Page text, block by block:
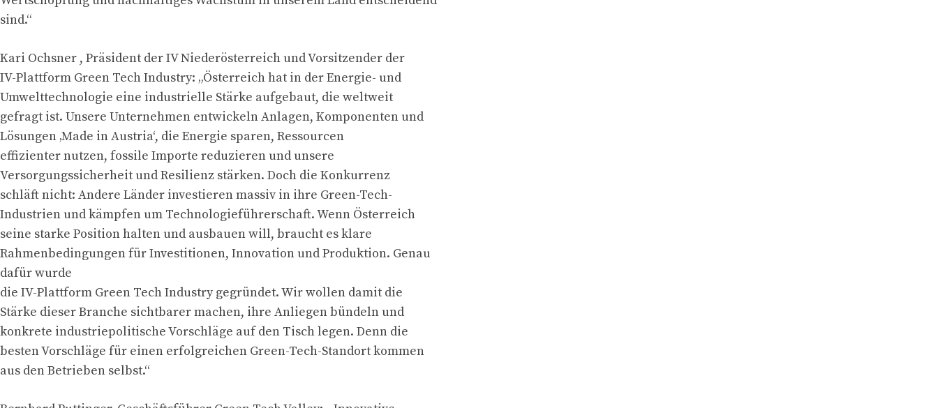
sind.“
Kari Ochsner , Präsident der IV Niederösterreich und Vorsitzender der
IV-Plattform Green Tech Industry: „Österreich hat in der Energie- und
Umwelttechnologie eine industrielle Stärke aufgebaut, die weltweit
gefragt ist. Unsere Unternehmen entwickeln Anlagen, Komponenten und
Lösungen ‚Made in Austria‘, die Energie sparen, Ressourcen
effizienter nutzen, fossile Importe reduzieren und unsere
Versorgungssicherheit und Resilienz stärken. Doch die Konkurrenz
schläft nicht: Andere Länder investieren massiv in ihre Green-Tech-
Industrien und kämpfen um Technologieführerschaft. Wenn Österreich
seine starke Position halten und ausbauen will, braucht es klare
Rahmenbedingungen für Investitionen, Innovation und Produktion. Genau
dafür wurde
die IV-Plattform Green Tech Industry gegründet. Wir wollen damit die
Stärke dieser Branche sichtbarer machen, ihre Anliegen bündeln und
konkrete industriepolitische Vorschläge auf den Tisch legen. Denn die
besten Vorschläge für einen erfolgreichen Green-Tech-Standort kommen
aus den Betrieben selbst.“